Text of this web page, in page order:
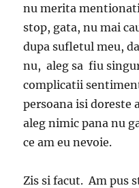
nu merita
stop, gata, nu mai
dupa sufletul meu,
nu, aleg sa fiu
complicatii
persoana isi doreste
aleg nimic pana nu
ce am eu nevoie.
Zis si facut. Am pus